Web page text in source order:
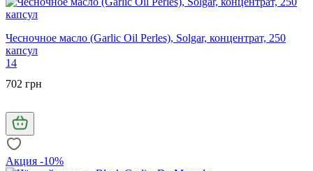
Чесночное масло (Garlic Oil Perles), Solgar, концентрат, 250
капсул
14
702 грн
Акция -10%